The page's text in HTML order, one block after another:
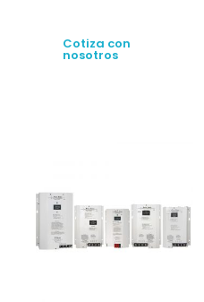
Cotiza con
nosotros